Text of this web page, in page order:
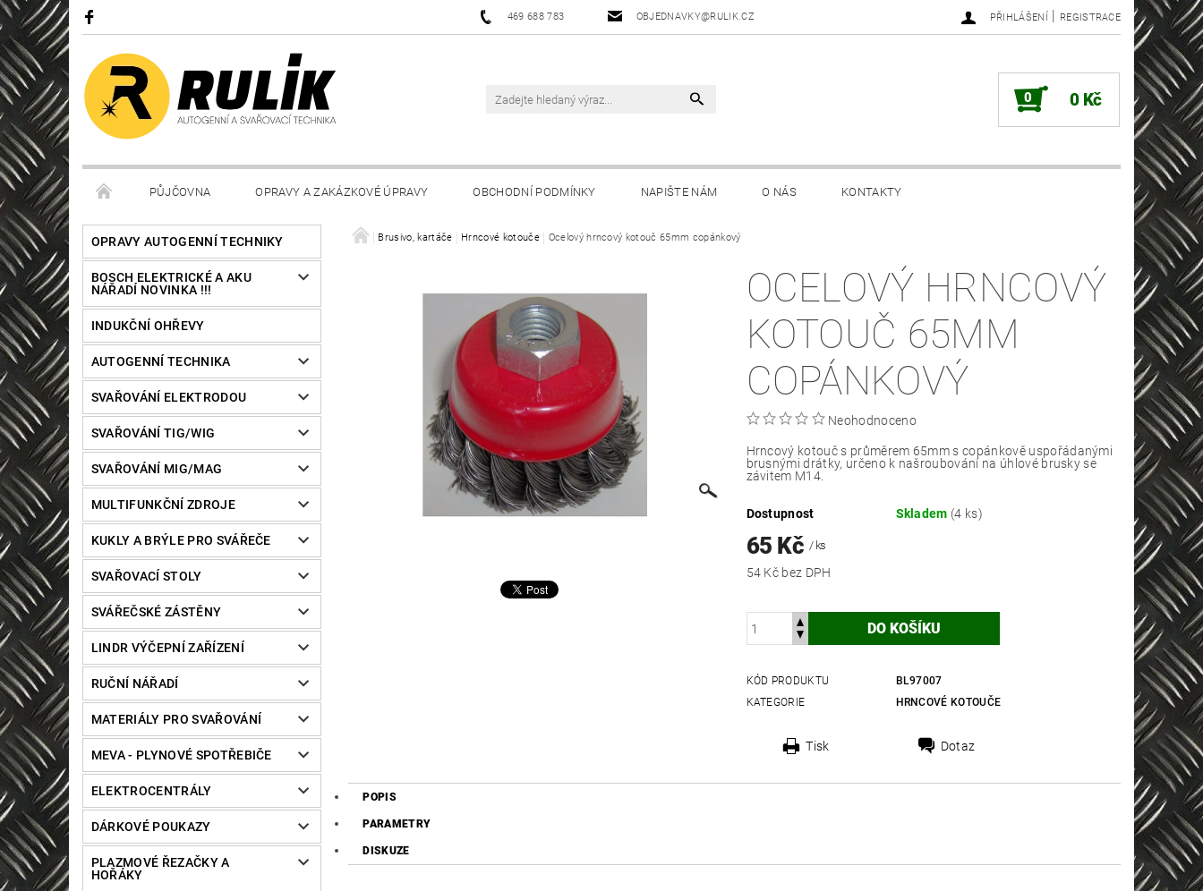
469 688 783 OBJEDNAVKY@RULIK.CZ PŘIHLÁŠENÍ | REGISTRACE
0 0 Kč
PŮJČOVNA OPRAVY A ZAKÁZKOVÉ ÚPRAVY OBCHODNÍ PODMÍNKY NAPIŠTE NÁM O NÁS KONTAKTY
OPRAVY AUTOGENNÍ TECHNIKY
BOSCH ELEKTRICKÉ A AKU
NÁŘADÍ NOVINKA !!!
INDUKČNÍ OHŘEVY
AUTOGENNÍ TECHNIKA
SVAŘOVÁNÍ ELEKTRODOU
SVAŘOVÁNÍ TIG/WIG
SVAŘOVÁNÍ MIG/MAG
MULTIFUNKČNÍ ZDROJE
KUKLY A BRÝLE PRO SVÁŘEČE
SVAŘOVACÍ STOLY
SVÁŘEČSKÉ ZÁSTĚNY
LINDR VÝČEPNÍ ZAŘÍZENÍ
RUČNÍ NÁŘADÍ
MATERIÁLY PRO SVAŘOVÁNÍ
MEVA - PLYNOVÉ SPOTŘEBIČE
ELEKTROCENTRÁLY
DÁRKOVÉ POUKAZY
PLAZMOVÉ ŘEZAČKY A
HOŘÁKY
Brusivo, kartáče Hrncové kotouče Ocelový hrncový kotouč 65mm copánkový
OCELOVÝ HRNCOVÝ
KOTOUČ 65MM
COPÁNKOVÝ
Neohodnoceno
Hrncový kotouč s průměrem 65mm s copánkově uspořádanými
brusnými drátky, určeno k našroubování na úhlové brusky se
závitem M14.
Dostupnost Skladem (4 ks)
65 Kč / ks
54 Kč bez DPH
KÓD PRODUKTU
BL97007
KATEGORIE
HRNCOVÉ KOTOUČE
Tisk Dotaz
POPIS
PARAMETRY
DISKUZE